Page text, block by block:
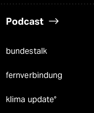
Podcast
bundestalk
fernverbindung
klima update°